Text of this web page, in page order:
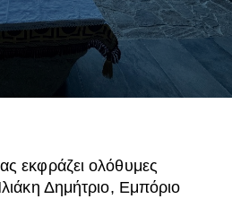
εκφράζει ολόθυμες
Δημήτριο, Εμπόριο